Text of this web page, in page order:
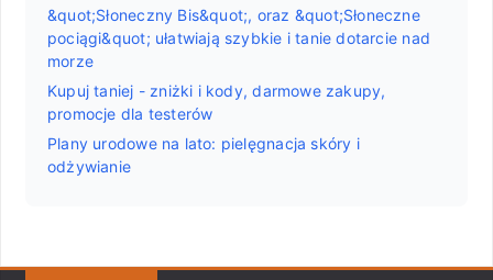
&quot;Słoneczny Bis&quot;, oraz &quot;Słoneczne
pociągi&quot; ułatwiają szybkie i tanie dotarcie nad
morze
Kupuj taniej - zniżki i kody, darmowe zakupy,
promocje dla testerów
Plany urodowe na lato: pielęgnacja skóry i
odżywianie